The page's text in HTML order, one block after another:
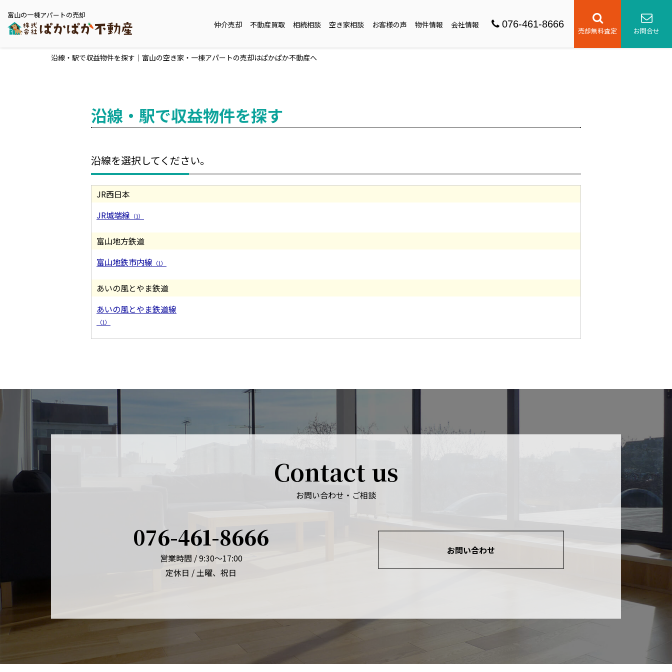
富山の一棟アパートの売却
仲介売却 不動産買取 相続相談 空き家相談 お客様の声 物件情報 会社情報 076-461-8666
売却無料査定 お問合せ
沿線・駅で収益物件を探す｜富山の空き家・一棟アパートの売却はぱかぱか不動産へ
沿線・駅で収益物件を探す
沿線を選択してください。
JR西日本
JR城端線 （1）
富山地方鉄道
富山地鉄市内線 （1）
あいの風とやま鉄道
あいの風とやま鉄道線
（1）
Contact us
お問い合わせ・ご相談
076-461-8666
営業時間 / 9:30～17:00
定休日 / 土曜、祝日
お問い合わせ